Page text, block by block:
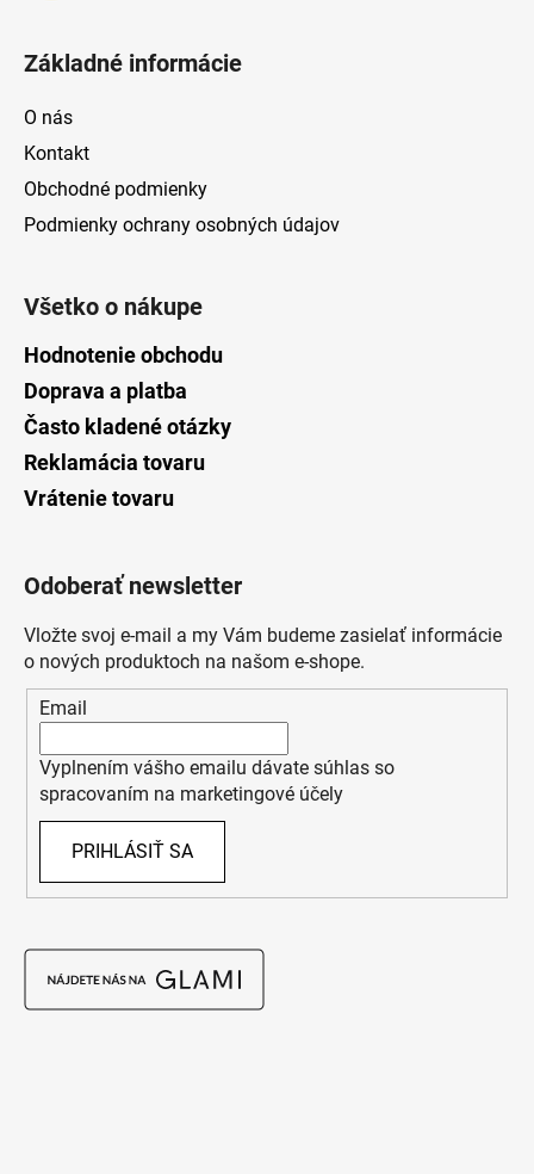
Základné informácie
O nás
Kontakt
Obchodné podmienky
Podmienky ochrany osobných údajov
Všetko o nákupe
Hodnotenie obchodu
Doprava a platba
Často kladené otázky
Reklamácia tovaru
Vrátenie tovaru
Odoberať newsletter
Vložte svoj e-mail a my Vám budeme zasielať informácie
o nových produktoch na našom e-shope.
Email
Vyplnením vášho emailu dávate súhlas so
spracovaním na marketingové účely
PRIHLÁSIŤ SA